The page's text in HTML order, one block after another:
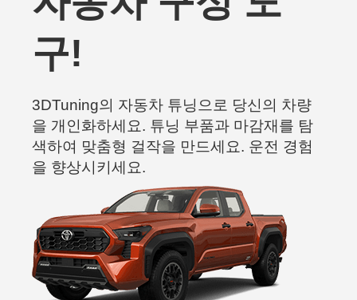
구!
3DTuning의 자동차 튜닝으로 당신의 차량
을 개인화하세요. 튜닝 부품과 마감재를 탐
색하여 맞춤형 걸작을 만드세요. 운전 경험
을 향상시키세요.